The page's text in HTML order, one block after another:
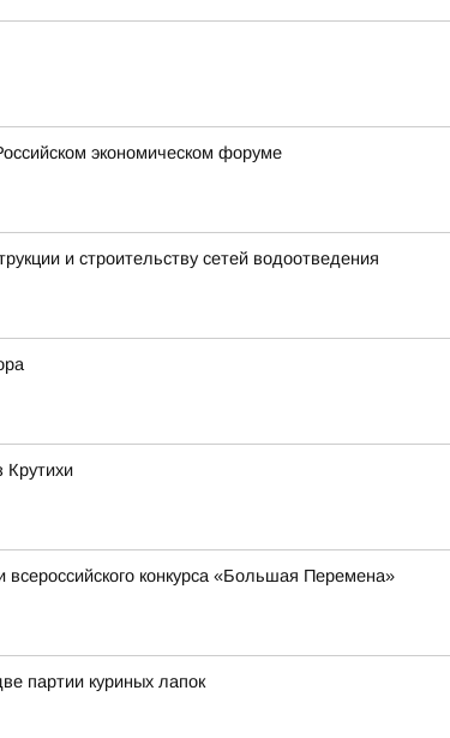
экономическом форуме
и строительству сетей водоотведения
Крутихи
конкурса «Большая Перемена»
партии куриных лапок